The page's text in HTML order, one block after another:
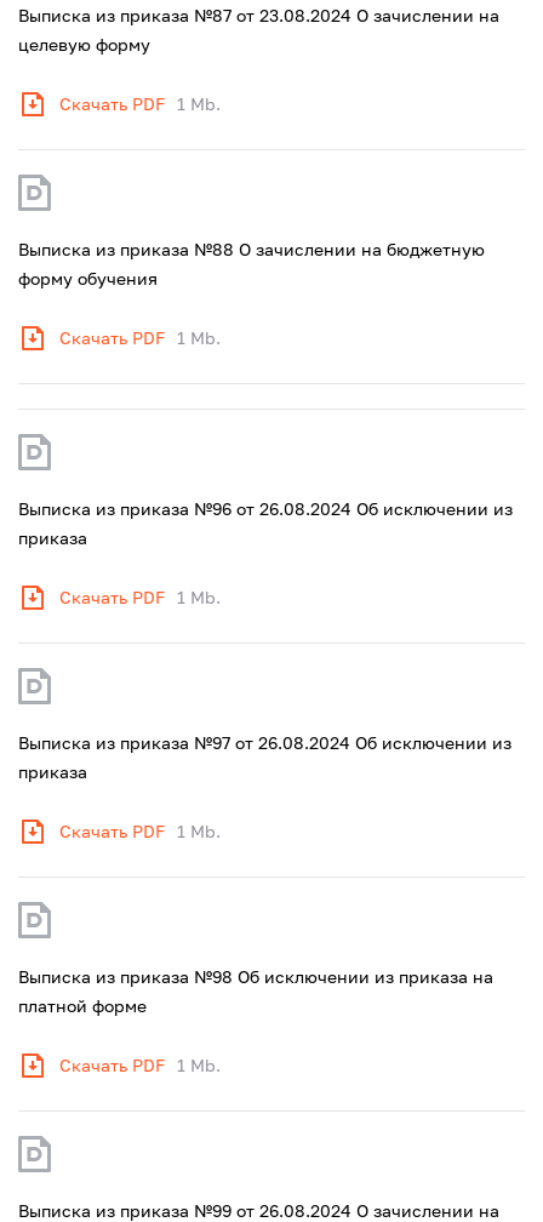
Выписка из приказа №87 от 23.08.2024 О зачислении на
целевую форму
Скачать PDF 1 Mb.
Выписка из приказа №88 О зачислении на бюджетную
форму обучения
Скачать PDF 1 Mb.
Выписка из приказа №96 от 26.08.2024 Об исключении из
приказа
Скачать PDF 1 Mb.
Выписка из приказа №97 от 26.08.2024 Об исключении из
приказа
Скачать PDF 1 Mb.
Выписка из приказа №98 Об исключении из приказа на
платной форме
Скачать PDF 1 Mb.
Выписка из приказа №99 от 26.08.2024 О зачислении на